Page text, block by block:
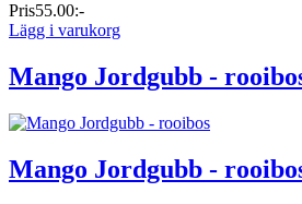
Pris55.00:-
Lägg i varukorg
Mango Jordgubb -
Mango Jordgubb -